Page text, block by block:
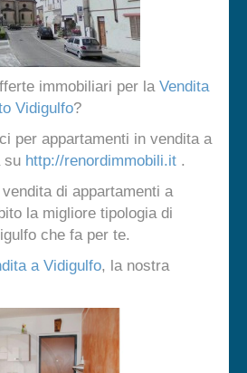
immobiliari per la Vendita
Vidigulfo?
per appartamenti in vendita a
su http://renordimmobili.it .
di appartamenti a
la migliore tipologia di
che fa per te.
a Vidigulfo, la nostra